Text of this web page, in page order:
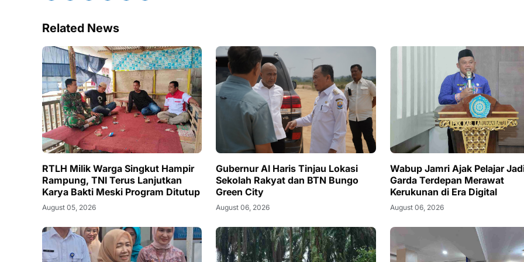
Related News
RTLH Milik Warga Singkut Hampir
Rampung, TNI Terus Lanjutkan
Karya Bakti Meski Program Ditutup
August 05, 2026
Gubernur Al Haris Tinjau Lokasi
Sekolah Rakyat dan BTN Bungo
Green City
August 06, 2026
Wabup Jamri Ajak Pelajar
Garda Terdepan Merawat
Kerukunan di Era Digital
August 06, 2026